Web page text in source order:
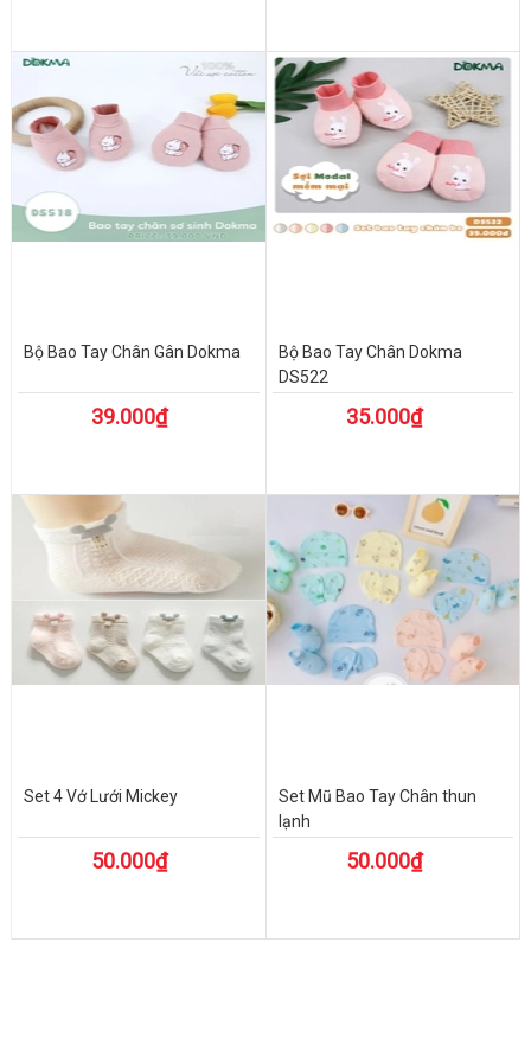
Bộ Bao Tay Chân Gân Dokma
39.000₫
Bộ Bao Tay Chân Dokma
DS522
35.000₫
Set 4 Vớ Lưới Mickey
50.000₫
Set Mũ Bao Tay Chân thun
lạnh
50.000₫